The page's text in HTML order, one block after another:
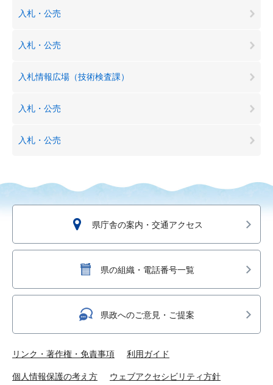
入札・公売
入札・公売
入札情報広場（技術検査課）
入札・公売
入札・公売
県庁舎の案内・交通アクセス
県の組織・電話番号一覧
県政へのご意見・ご提案
リンク・著作権・免責事項 利用ガイド
個人情報保護の考え方 ウェブアクセシビリティ方針